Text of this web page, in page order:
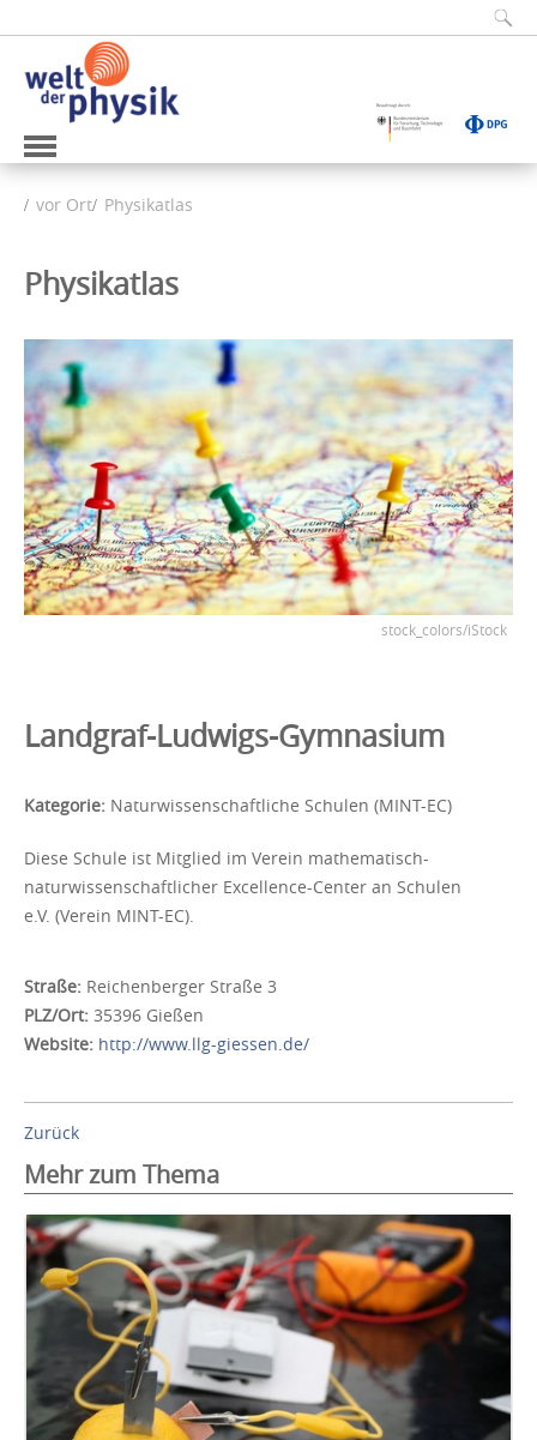
vor Ort Physikatlas
Physikatlas
stock_colors/iStock
Landgraf-Ludwigs-Gymnasium
Kategorie: Naturwissenschaftliche Schulen (MINT-EC)
Diese Schule ist Mitglied im Verein mathematisch-
naturwissenschaftlicher Excellence-Center an Schulen
e.V. (Verein MINT-EC).
Straße: Reichenberger Straße 3
PLZ/Ort: 35396 Gießen
Website: http://www.llg-giessen.de/
Zurück
Mehr zum Thema